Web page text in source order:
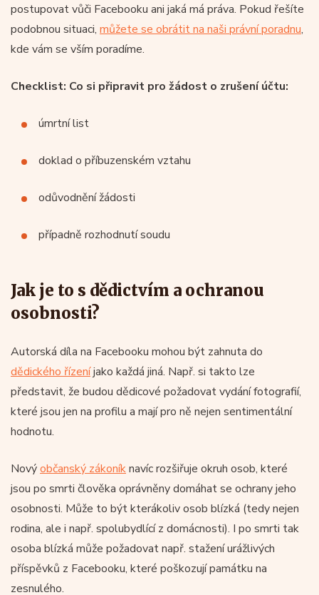
postupovat vůči Facebooku ani jaká má práva. Pokud řešíte
podobnou situaci, můžete se obrátit na naši právní poradnu,
kde vám se vším poradíme.
Checklist: Co si připravit pro žádost o zrušení účtu:
úmrtní list
doklad o příbuzenském vztahu
odůvodnění žádosti
případně rozhodnutí soudu
Jak je to s dědictvím a ochranou
osobnosti?
Autorská díla na Facebooku mohou být zahnuta do
dědického řízeníjako každá jiná. Např. si takto lze
představit, že budou dědicové požadovat vydání fotografií,
které jsou jen na profilu a mají pro ně nejen sentimentální
hodnotu.
Novýobčanský zákoníknavíc rozšiřuje okruh osob, které
jsou po smrti člověka oprávněny domáhat se ochrany jeho
osobnosti. Může to být kterákoliv osob blízká (tedy nejen
rodina, ale i např. spolubydlící z domácnosti). I po smrti tak
osoba blízká může požadovat např. stažení urážlivých
příspěvků z Facebooku, které poškozují památku na
zesnulého.